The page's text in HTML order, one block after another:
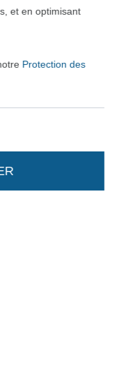
et en optimisant
Protection des